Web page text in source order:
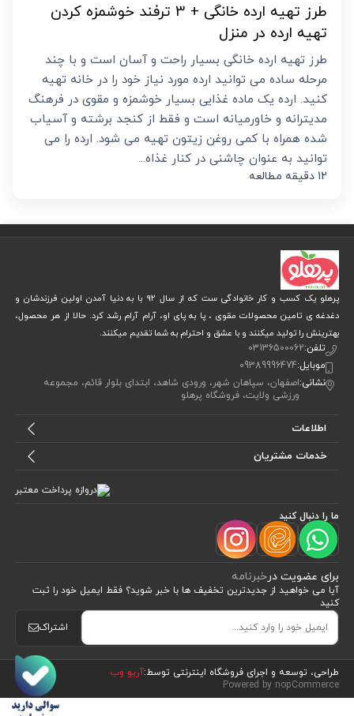
طرز تهیه ارده خانگی + 3 ترفند خوشمزه کردن
تهیه ارده در منزل
طرز تهیه ارده خانگی بسیار راحت و آسان است و با چند
مرحله ساده می توانید ارده مورد نیاز خود را در خانه تهیه
کنید. ارده یک ماده غذایی بسیار خوشمزه و مقوی در فرهنگ
مدیترانه و خاورمیانه است و فقط از کنجد برشته و آسیاب
شده همراه با کمی روغن زیتون تهیه می شود. ارده را می
توانید به عنوان چاشنی در کنار غذاه...
12 دقیقه مطالعه
پرهلو یک کسب و کار خانوادگی ست که از سال 92 با به دنیا آمدن اولین فرزندشان و
دغدغه ی تامین محصولات مقوی ، پا به پای او، آرام آرام رشد کرد. حالا از هر محصول،
بهترینش را تولید میکنند و با عشق و احترام به شما تقدیم میکنند.
تلفن:03136500062
موبایل:09389996474
نشانی:اصفهان، سپاهان شهر، ورودی شاهد، ابتدای بلوار قائم، مجموعه
ورزشی ولایت، فروشگاه پرهلو
اطلاعات
خدمات مشتریان
ما را دنبال کنید
برای عضویت درخبرنامه
آیا می خواهید از جدید‌ترین تخفیف‌ ها با‌ خبر شوید؟ فقط ایمیل خود را ثبت
کنید
اشتراک
طراحی، توسعه و اجرای فروشگاه اینترنتی توسط:آریو وب
Powered by nopCommerce